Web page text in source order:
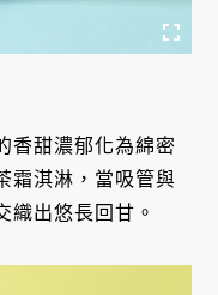
香甜濃郁化為綿密
霜淇淋，當吸管與
織出悠長回甘。